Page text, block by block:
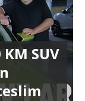
KM SUV